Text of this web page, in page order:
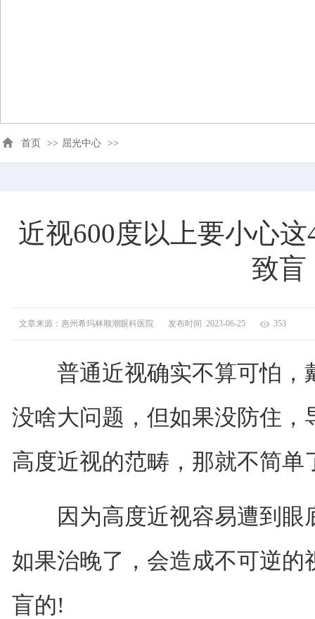
首页 >> 屈光中心 >>
近视600度以上要小心
致盲
文章来源：惠州希玛林顺潮眼科医院 发布时间 :2023-06-25 353
普通近视确实不算可怕，
没啥大问题，但如果没防住，
高度近视的范畴，那就不简单
因为高度近视容易遭到眼
如果治晚了，会造成不可逆
盲的!